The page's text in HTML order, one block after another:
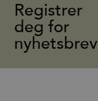
Registrer
deg for
nyhetsbrev